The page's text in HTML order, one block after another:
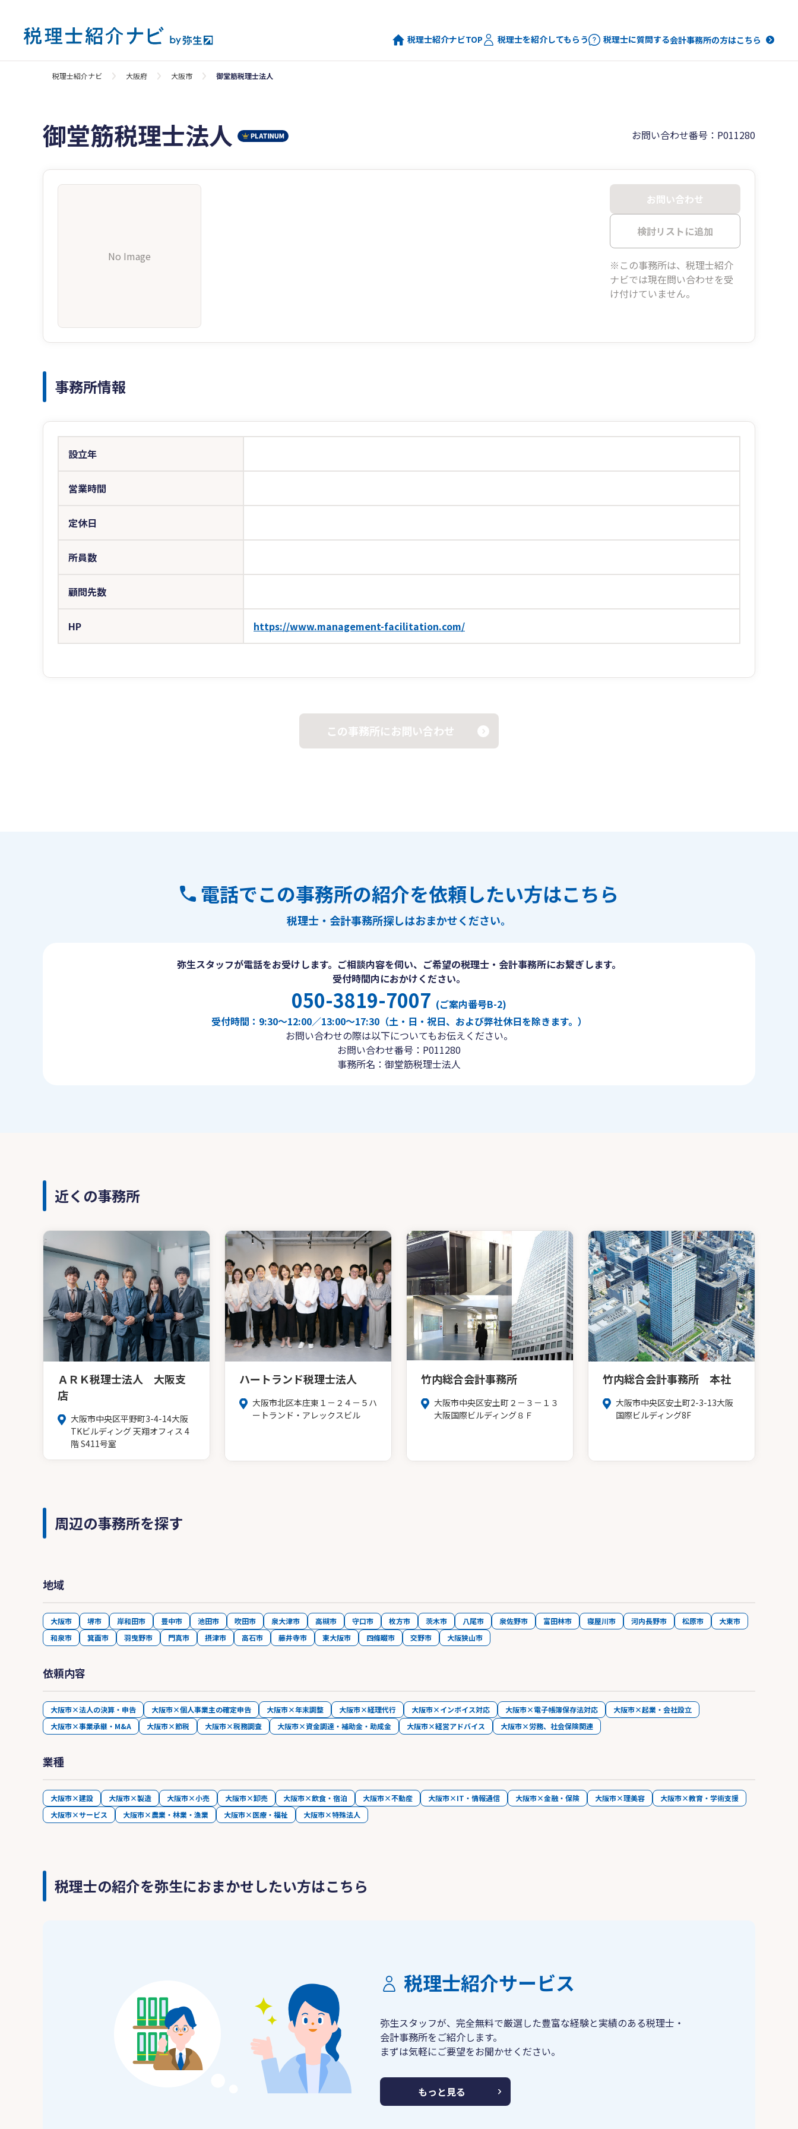
税理士紹介ナビTOP 税理士を紹介してもらう 税理士に質問する会計事務所の方はこちら
税理士紹介ナビ 大阪府 大阪市 御堂筋税理士法人
御堂筋税理士法人 お問い合わせ番号：P011280
No Image
お問い合わせ
検討リストに追加
※この事務所は、税理士紹介
ナビでは現在問い合わせを受
け付けていません。
事務所情報
設立年
営業時間
定休日
所員数
顧問先数
HP https://www.management-facilitation.com/
この事務所にお問い合わせ
電話でこの事務所の紹介を依頼したい方はこちら
税理士・会計事務所探しはおまかせください。
弥生スタッフが電話をお受けします。ご相談内容を伺い、ご希望の税理士・会計事務所にお繋ぎします。
受付時間内におかけください。
050-3819-7007 (ご案内番号B-2)
受付時間：9:30〜12:00／13:00〜17:30（土・日・祝日、および弊社休日を除きます。）
お問い合わせの際は以下についてもお伝えください。
お問い合わせ番号：P011280
事務所名：御堂筋税理士法人
近くの事務所
ＡＲＫ税理士法人 大阪支
店
大阪市中央区平野町3-4-14大阪
TKビルディング 天翔オフィス 4
階 S411号室
ハートランド税理士法人
大阪市北区本庄東１－２４－５ハ
ートランド・アレックスビル
竹内総合会計事務所
大阪市中央区安土町２－３－１３
大阪国際ビルディング８Ｆ
竹内総合会計事務所 本社
大阪市中央区安土町2-3-13大阪
国際ビルディング8F
周辺の事務所を探す
地域
大阪市 堺市 岸和田市 豊中市 池田市 吹田市 泉大津市 高槻市 守口市 枚方市 茨木市 八尾市 泉佐野市 富田林市 寝屋川市 河内長野市 松原市
大東市
和泉市
箕面市 羽曳野市 門真市 摂津市 高石市 藤井寺市 東大阪市 四條畷市 交野市 大阪狭山市
依頼内容
大阪市×法人の決算・申告 大阪市×個人事業主の確定申告 大阪市×年末調整 大阪市×経理代行 大阪市×インボイス対応 大阪市×電子帳簿保存法対応
大阪市×起業・会社設立
大阪市×事業承継・M&A
大阪市×節税 大阪市×税務調査 大阪市×資金調達・補助金・助成金 大阪市×経営アドバイス 大阪市×労務、社会保険関連
業種
大阪市×建設 大阪市×製造 大阪市×小売 大阪市×卸売 大阪市×飲食・宿泊 大阪市×不動産 大阪市×IT・情報通信 大阪市×金融・保険 大阪市×理美容
大阪市×教育・学術支援
大阪市×サービス
大阪市×農業・林業・漁業 大阪市×医療・福祉 大阪市×特殊法人
税理士の紹介を弥生におまかせしたい方はこちら
税理士紹介サービス
弥生スタッフが、完全無料で厳選した豊富な経験と実績のある税理士・
会計事務所をご紹介します。
まずは気軽にご要望をお聞かせください。
もっと見る